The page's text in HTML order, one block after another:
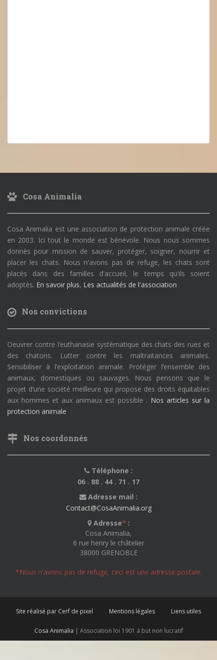
Cosa Animalia
Cosa Animalia est une association de protection animale créée
en 2003. Ici tout le monde est bénévole. Nous nous sommes
donnés pour mission de sauver, protéger, soigner, nourrir et
placer les chats. Nous n'avons pas de refuge, les chats sont
placés dans des familles d'accueil, le temps qu'ils soient
adoptés. En savoir plus, Les actualités de l'association
Nos convictions
Oeuvrer contre l’euthanasie systématique des chats des rues et
des chatons. Lutter contre les maltraitances animales.
Sensibiliser à l’exploitation animale. Protéger l’ensemble des
animaux, domestiques ou sauvages. Nous pensons que le
projet d’une société meilleure qui propose des droits équitables
aux hommes et aux animaux est possible . Nos articles sur la
protection animale
Nos coordonnés
Téléphone :
06 . 88 . 44 . 71 . 17
Adresse mail :
Contact@CosaAnimalia.org
Adresse* :
Cosa Animalia,
6 rue henry le châtelier
38000 GRENOBLE
*Nous n'avons pas de refuge, ceci est une adresse postale.
Site réalisé par Cerf de pixel Mentions légales Liens utiles
Cosa Animalia | Association loi 1901 à but non lucratif